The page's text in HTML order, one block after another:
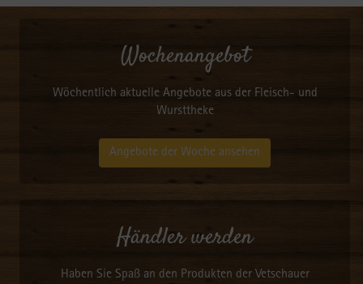
Wochenangebot
Wöchentlich aktuelle Angebote aus der Fleisch- und
Wursttheke
Angebote der Woche ansehen
Händler werden
Haben Sie Spaß an den Produkten der Vetschauer